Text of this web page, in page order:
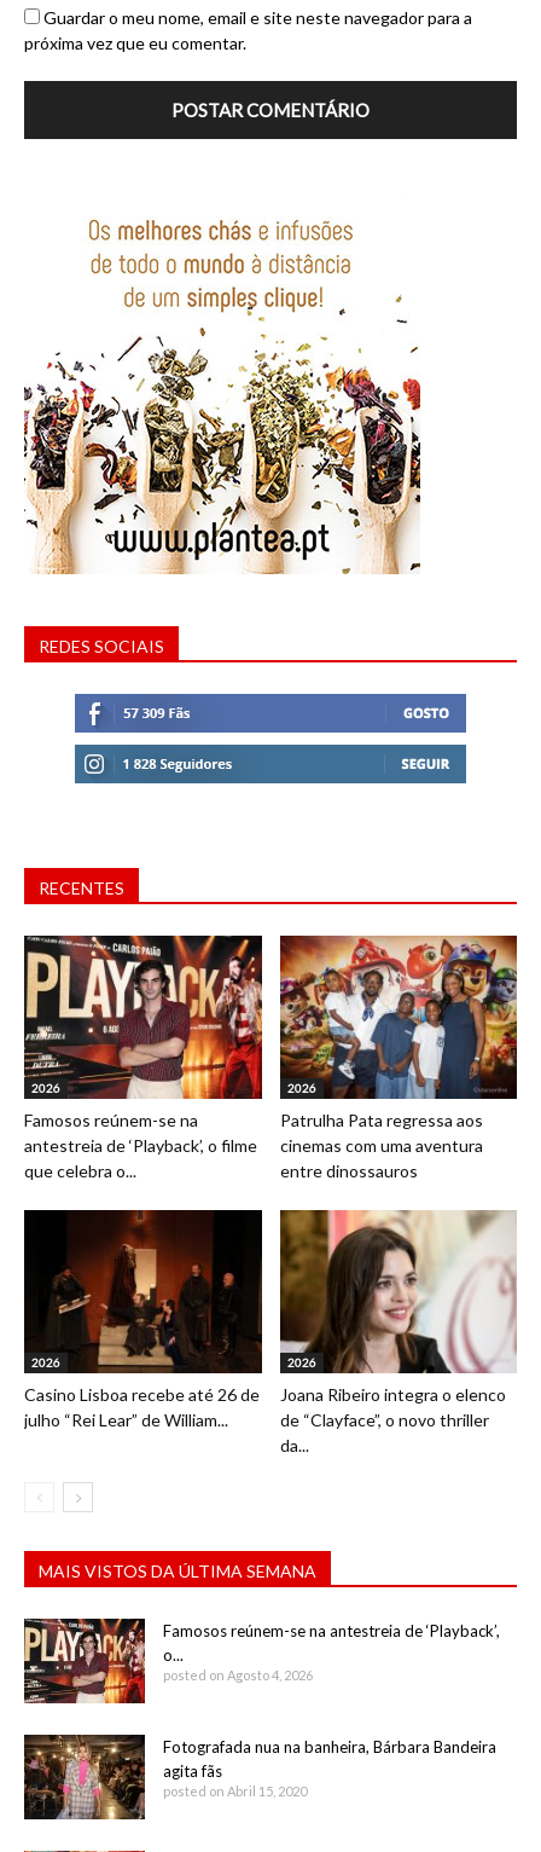
Guardar o meu nome, email e site neste navegador para a
próxima vez que eu comentar.
REDES SOCIAIS
RECENTES
2026
Famosos reúnem-se na
antestreia de ‘Playback’, o filme
que celebra o...
2026
Patrulha Pata regressa aos
cinemas com uma aventura
entre dinossauros
2026
Casino Lisboa recebe até 26 de
julho “Rei Lear” de William...
2026
Joana Ribeiro integra o elenco
de “Clayface”, o novo thriller
da...
MAIS VISTOS DA ÚLTIMA SEMANA
Famosos reúnem-se na antestreia de ‘Playback’,
o...
posted on Agosto 4, 2026
Fotografada nua na banheira, Bárbara Bandeira
agita fãs
posted on Abril 15, 2020